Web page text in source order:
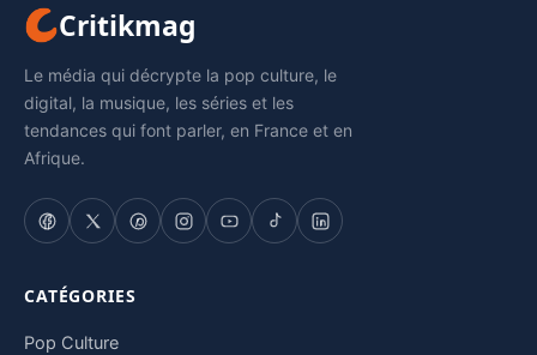
Critikmag
Le média qui décrypte la pop culture, le
digital, la musique, les séries et les
tendances qui font parler, en France et en
Afrique.
CATÉGORIES
Pop Culture